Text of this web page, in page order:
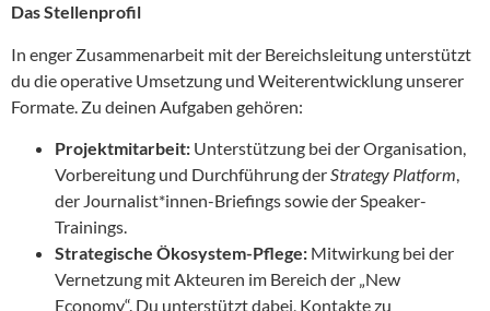
Das Stellenprofil
In enger Zusammenarbeit mit der Bereichsleitung unterstützt
du die operative Umsetzung und Weiterentwicklung unserer
Formate. Zu deinen Aufgaben gehören:
Projektmitarbeit: Unterstützung bei der Organisation,
Vorbereitung und Durchführung derStrategy Platform,
der Journalist*innen-Briefings sowie der Speaker-
Trainings.
Strategische Ökosystem-Pflege: Mitwirkung bei der
Vernetzung mit Akteuren im Bereich der „New
Economy“. Du unterstützt dabei, Kontakte zu